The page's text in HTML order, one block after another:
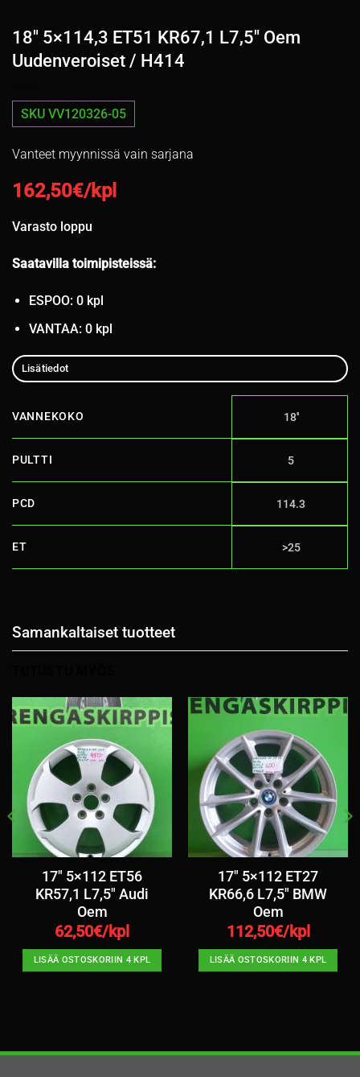
18″ 5×114,3 ET51 KR67,1 L7,5″ Oem
Uudenveroiset / H414
SKU VV120326-05
Vanteet myynnissä vain sarjana
162,50€/kpl
Varasto loppu
Saatavilla toimipisteissä:
ESPOO: 0 kpl
VANTAA: 0 kpl
Lisätiedot
VANNEKOKO 18''
PULTTI 5
PCD 114.3
ET >25
Samankaltaiset tuotteet
17″ 5×112 ET56
KR57,1 L7,5″ Audi
Oem
62,50€/kpl
LISÄÄ OSTOSKORIIN 4 KPL
17″ 5×112 ET27
KR66,6 L7,5″ BMW
Oem
112,50€/kpl
LISÄÄ OSTOSKORIIN 4 KPL